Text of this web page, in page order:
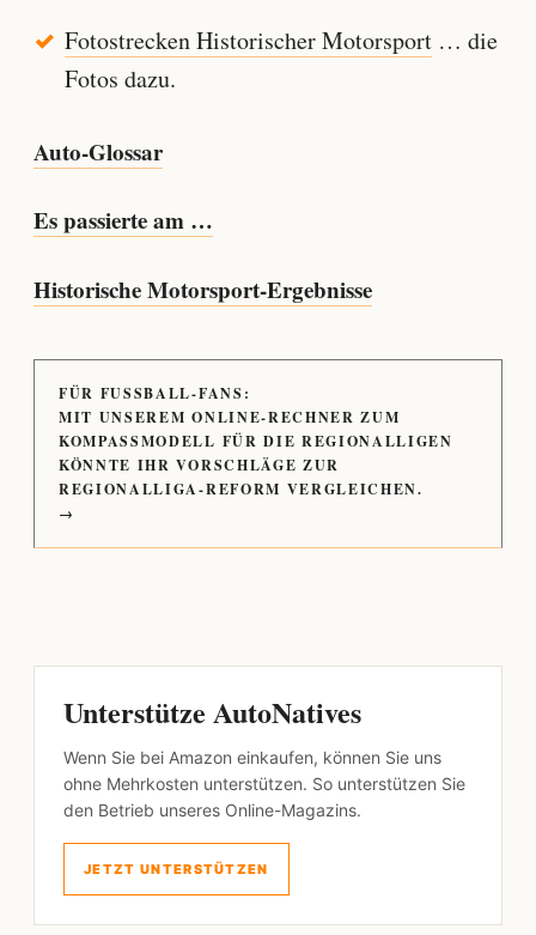
Fotostrecken Historischer Motorsport… die
Fotos dazu.
Auto-Glossar
Es passierte am …
Historische Motorsport-Ergebnisse
FÜR FUSSBALL-FANS:
MIT UNSEREM ONLINE-RECHNER ZUM
KOMPASSMODELL FÜR DIE REGIONALLIGEN
KÖNNTE IHR VORSCHLÄGE ZUR
REGIONALLIGA-REFORM VERGLEICHEN.
→
Unterstütze AutoNatives
Wenn Sie bei Amazon einkaufen, können Sie uns
ohne Mehrkosten unterstützen. So unterstützen Sie
den Betrieb unseres Online-Magazins.
JETZT UNTERSTÜTZEN